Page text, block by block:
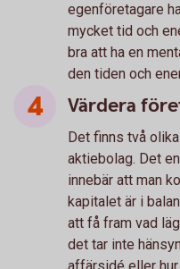
egenföretagare
mycket tid och
bra att ha en
den tiden och
Värdera
Det finns två
aktiebolag. Det
innebär att man
kapitalet är i
att få fram vad
det tar inte